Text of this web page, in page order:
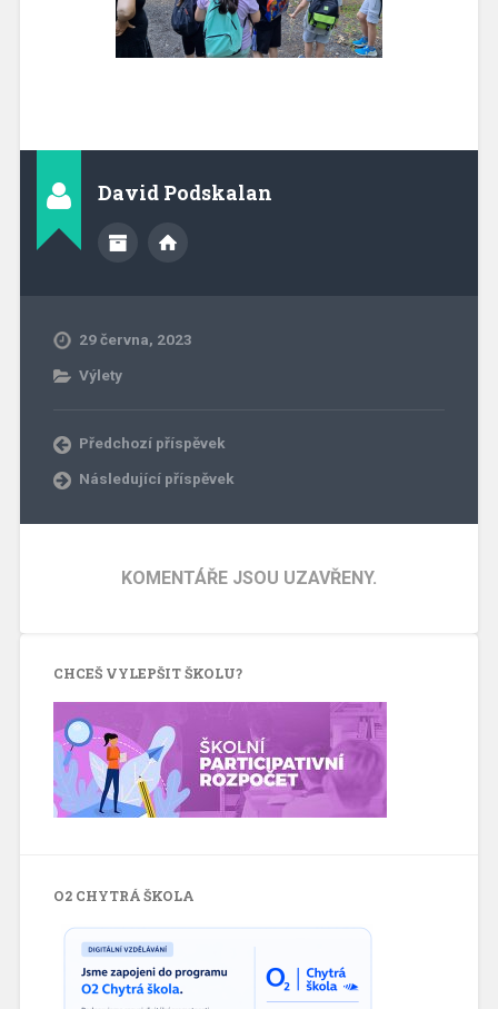
David Podskalan
29 června, 2023
Výlety
Předchozí příspěvek
Následující příspěvek
KOMENTÁŘE JSOU UZAVŘENY.
CHCEŠ VYLEPŠIT ŠKOLU?
O2 CHYTRÁ ŠKOLA